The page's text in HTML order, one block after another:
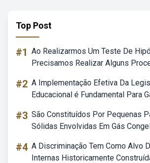
Top Post
#1 Ao Realizarmos Um Teste De
Precisamos Realizar Alguns
#2 A Implementação Efetiva Da
Educacional é Fundamental Para
#3 São Constituídos Por Pequenas
Sólidas Envolvidas Em Gás
#4 A Discriminação Tem Como Alvo
Internas Historicamente